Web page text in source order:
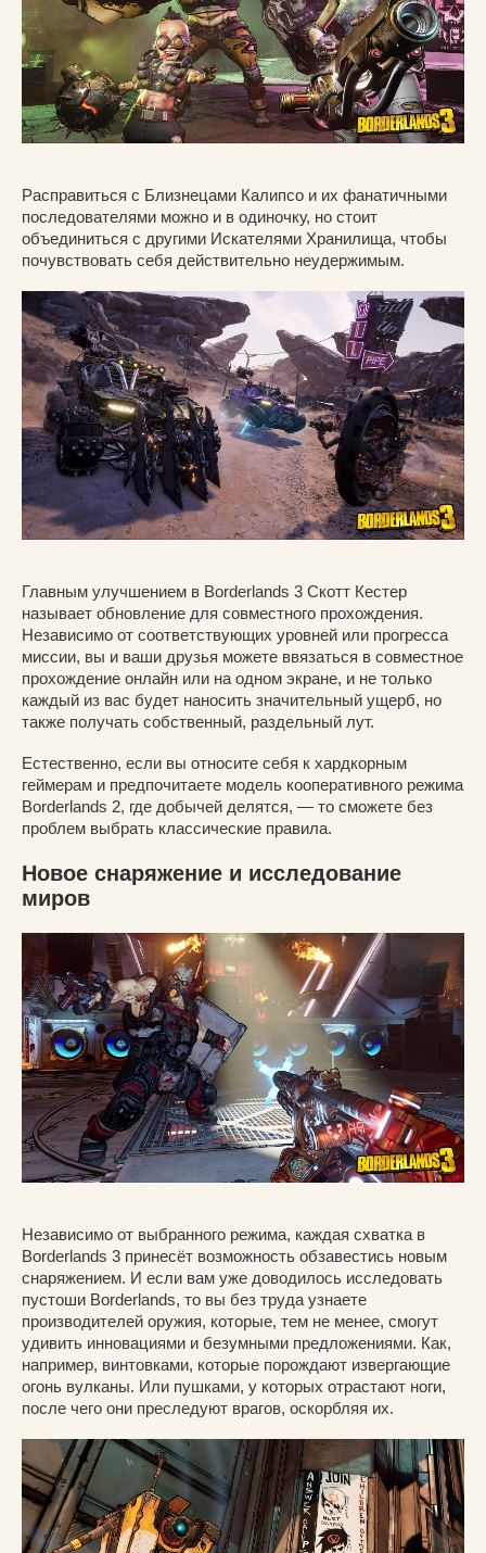
Расправиться с Близнецами Калипсо и их фанатичными
последователями можно и в одиночку, но стоит
объединиться с другими Искателями Хранилища, чтобы
почувствовать себя действительно неудержимым.
Главным улучшением в Borderlands 3 Скотт Кестер
называет обновление для совместного прохождения.
Независимо от соответствующих уровней или прогресса
миссии, вы и ваши друзья можете ввязаться в совместное
прохождение онлайн или на одном экране, и не только
каждый из вас будет наносить значительный ущерб, но
также получать собственный, раздельный лут.
Естественно, если вы относите себя к хардкорным
геймерам и предпочитаете модель кооперативного режима
Borderlands 2, где добычей делятся, — то сможете без
проблем выбрать классические правила.
Новое снаряжение и исследование
миров
Независимо от выбранного режима, каждая схватка в
Borderlands 3 принесёт возможность обзавестись новым
снаряжением. И если вам уже доводилось исследовать
пустоши Borderlands, то вы без труда узнаете
производителей оружия, которые, тем не менее, смогут
удивить инновациями и безумными предложениями. Как,
например, винтовками, которые порождают извергающие
огонь вулканы. Или пушками, у которых отрастают ноги,
после чего они преследуют врагов, оскорбляя их.